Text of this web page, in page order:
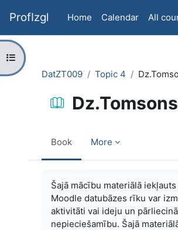
ProfIzgl Home Calendar All
Open course index
DatZT009
Topic 4
Book More
Šajā mācību materiālā
Moodle datubāzes rīku var
aktivitāti vai ideju un
nepieciešamību. Šajā